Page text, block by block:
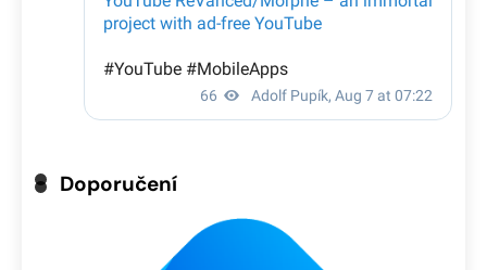
Doporučení